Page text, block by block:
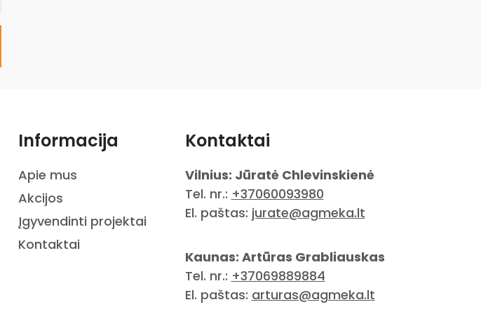
Informacija
Apie mus
Akcijos
Įgyvendinti projektai
Kontaktai
Kontaktai
Vilnius: Jūratė Chlevinskienė
Tel. nr.: +37060093980
El. paštas: jurate@agmeka.lt
Kaunas: Artūras Grabliauskas
Tel. nr.: +37069889884
El. paštas: arturas@agmeka.lt